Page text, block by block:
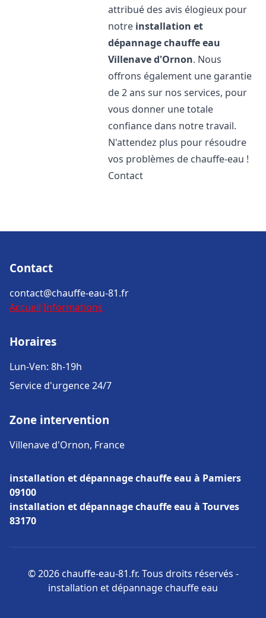
attribué des avis élogieux pour
notre installation et
dépannage chauffe eau
Villenave d'Ornon. Nous
offrons également une garantie
de 2 ans sur nos services, pour
vous donner une totale
confiance dans notre travail.
N'attendez plus pour résoudre
vos problèmes de chauffe-eau !
Contact
Contact
contact@chauffe-eau-81.fr
Accueil Informations
Horaires
Lun-Ven: 8h-19h
Service d'urgence 24/7
Zone intervention
Villenave d'Ornon, France
installation et dépannage chauffe eau à Pamiers
09100
installation et dépannage chauffe eau à Tourves
83170
© 2026 chauffe-eau-81.fr. Tous droits réservés -
installation et dépannage chauffe eau